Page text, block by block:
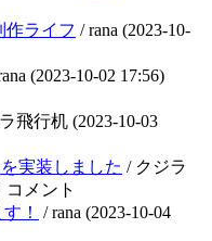
作ライフ / rana (2023-10-
(2023-10-02 17:56)
飛行机 (2023-10-03
実装しました / クジラ
コメント
！
/ rana (2023-10-04